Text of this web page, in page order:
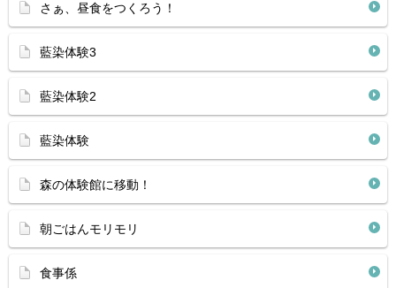
さぁ、昼食をつくろう！
藍染体験3
藍染体験2
藍染体験
森の体験館に移動！
朝ごはんモリモリ
食事係